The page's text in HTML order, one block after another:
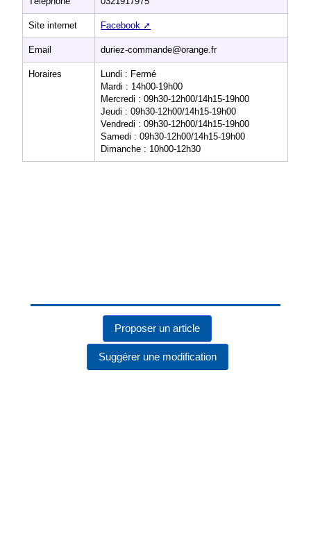
Site internet Facebook
Email duriez-commande@orange.fr
Horaires
Lundi : Fermé
Mardi : 14h00-19h00
Mercredi : 09h30-12h00/14h15-19h00
Jeudi : 09h30-12h00/14h15-19h00
Vendredi : 09h30-12h00/14h15-19h00
Samedi : 09h30-12h00/14h15-19h00
Dimanche : 10h00-12h30
Proposer un article
Suggérer une modification